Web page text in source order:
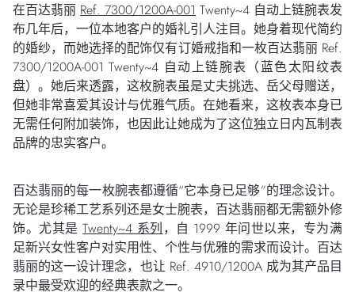
在百达翡丽 Ref. 7300/1200A-001 Twenty~4 自动上链腕表发
布几年后，一位本地客户的婚礼引人注目。她身着现代简约
的婚纱，而她选择的配饰仅有订婚戒指和一枚百达翡丽 Ref.
7300/1200A-001 Twenty~4 自动上链腕表（蓝色太阳纹表
盘）。她后来透露，这枚腕表虽是丈夫挑选、岳父母赠送，
但她非常喜爱其设计与优雅气质。在她看来，这枚表本身已
无需任何附加装饰，也因此让她成为了这位独立日内瓦制表
品牌的忠实客户。
百达翡丽的每一枚腕表都遵循“它本身已足够”的理念设计。
无论是珍稀工艺系列还是女士腕表，百达翡丽都无需额外修
饰。尤其是Twenty~4 系列，自 1999 年问世以来，专为满
足新兴女性客户对实用性、个性与优雅的需求而设计。百达
翡丽的这一设计理念，也让 Ref. 4910/1200A 成为其产品目
录中最受欢迎的经典表款之一。